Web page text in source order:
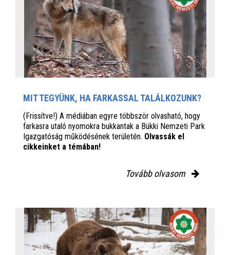
MIT TEGYÜNK, HA FARKASSAL TALÁLKOZUNK?
(Frissítve!) A médiában egyre többször olvasható, hogy
farkasra utaló nyomokra bukkantak a Bükki Nemzeti Park
Igazgatóság működésének területén. Olvassák el
cikkeinket a témában!
Tovább olvasom